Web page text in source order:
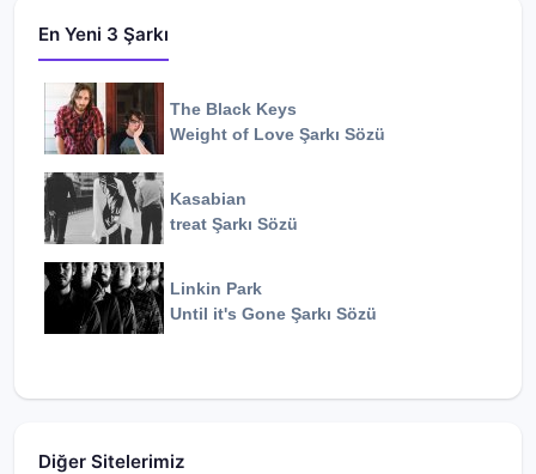
En Yeni 3 Şarkı
The Black Keys
Weight of Love Şarkı Sözü
Kasabian
treat Şarkı Sözü
Linkin Park
Until it's Gone Şarkı Sözü
Diğer Sitelerimiz